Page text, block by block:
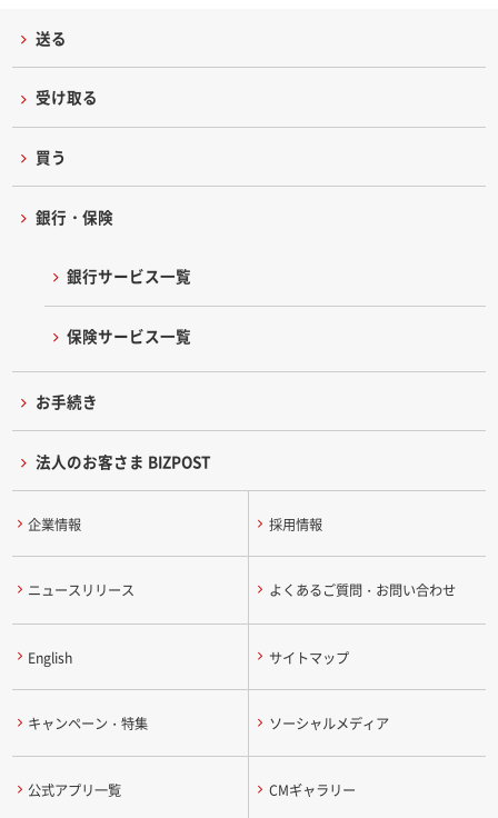
送る
受け取る
買う
銀行・保険
銀行サービス一覧
保険サービス一覧
お手続き
法人のお客さま BIZPOST
企業情報 採用情報
ニュースリリース よくあるご質問・お問い合わせ
English サイトマップ
キャンペーン・特集 ソーシャルメディア
公式アプリ一覧 CMギャラリー